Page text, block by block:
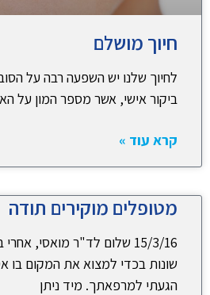
חיוך מושלם
לחיוך שלנו יש השפעה רבה על
ביקור אישי, אשר מספר המון על
קרא עוד »
מטופלים מוקירים תודה
15/3/16 שלום לד"ר מואסי,
שונות בכדי למצוא את המקום בו
הגעתי למרפאתך. מיד ניתן